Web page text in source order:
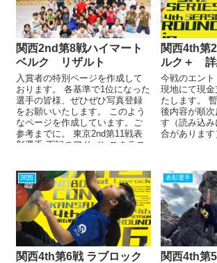
関西2nd第8戦ハイマート
ベルク リザルト
入賞者の特別ページを作成して
おります。 各基準で1位になった
選手の皆様、ぜひぜひ写真登録
をお願いいたします。 このよう
なページを作成しています。ご
参考までに。 東京2nd第11戦表
彰選手 下記のアドバンスクラス
関西4th第
ルク＋ 詳
今戦のエン
現地にて現
たします。
後内容が順次
す（読み込
合があります
関西
関西4th第6戦 ラブロック
表彰選手
関西4th